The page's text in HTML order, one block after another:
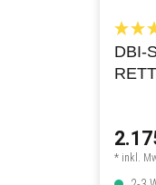
DBI-
3:1
* inkl.